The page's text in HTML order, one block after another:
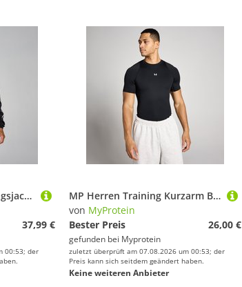
MP Herren Trikot Trainingsjacke – Schwarz - M
37,99 €
00:53; der
MP Herren Training Kurzarm Baselayer - Schwarz - S
von MyProtein
Bester Preis
26,00 €
gefunden bei Myprotein
zuletzt überprüft am 07.08.2026 um 00:53; der
Preis kann sich seitdem geändert haben.
Keine weiteren Anbieter